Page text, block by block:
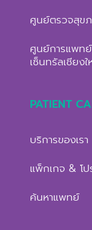
ศูนย์ตรวจสุขภ
ศูนย์การแพทย์
เซ็นทรัลเชียงใ
PATIENT
บริการของเรา
แพ็กเกจ & โป
ค้นหาแพทย์